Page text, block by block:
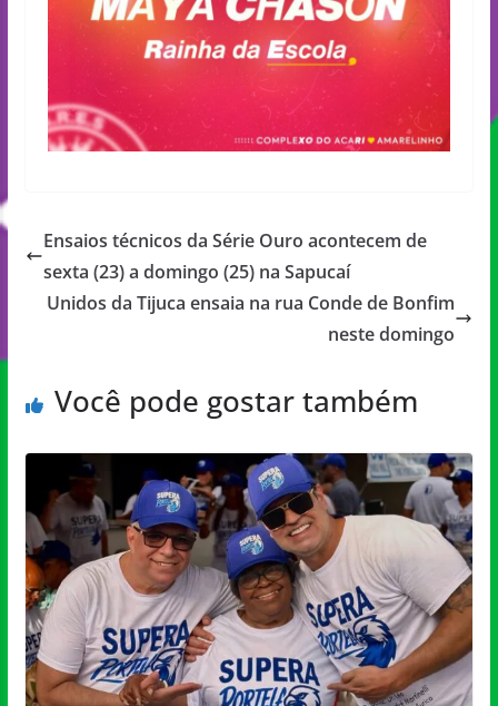
Ensaios técnicos da Série Ouro acontecem de
sexta (23) a domingo (25) na Sapucaí
Unidos da Tijuca ensaia na rua Conde de Bonfim
neste domingo
Você pode gostar também